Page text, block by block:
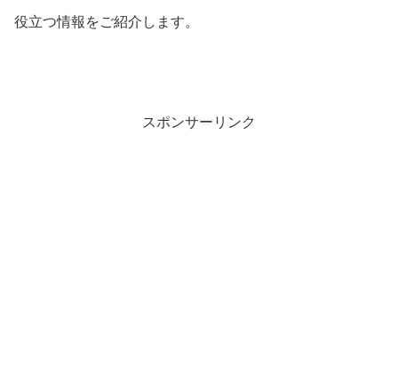
役立つ情報をご紹介します。
スポンサーリンク